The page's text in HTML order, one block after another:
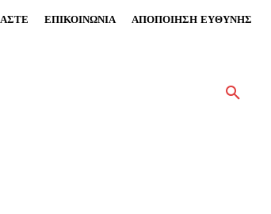
ΕΠΙΚΟΙΝΩΝΙΑ ΑΠΟΠΟΙΗΣΗ ΕΥΘΥΝΗΣ